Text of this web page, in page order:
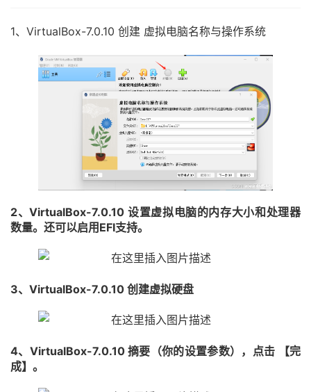
1、VirtualBox-7.0.10 创建 虚拟电脑名称与操作系统
2、VirtualBox-7.0.10 设置虚拟电脑的内存大小和处理器
数量。还可以启用EFI支持。
3、VirtualBox-7.0.10 创建虚拟硬盘
4、VirtualBox-7.0.10 摘要（你的设置参数），点击 【完
成】。